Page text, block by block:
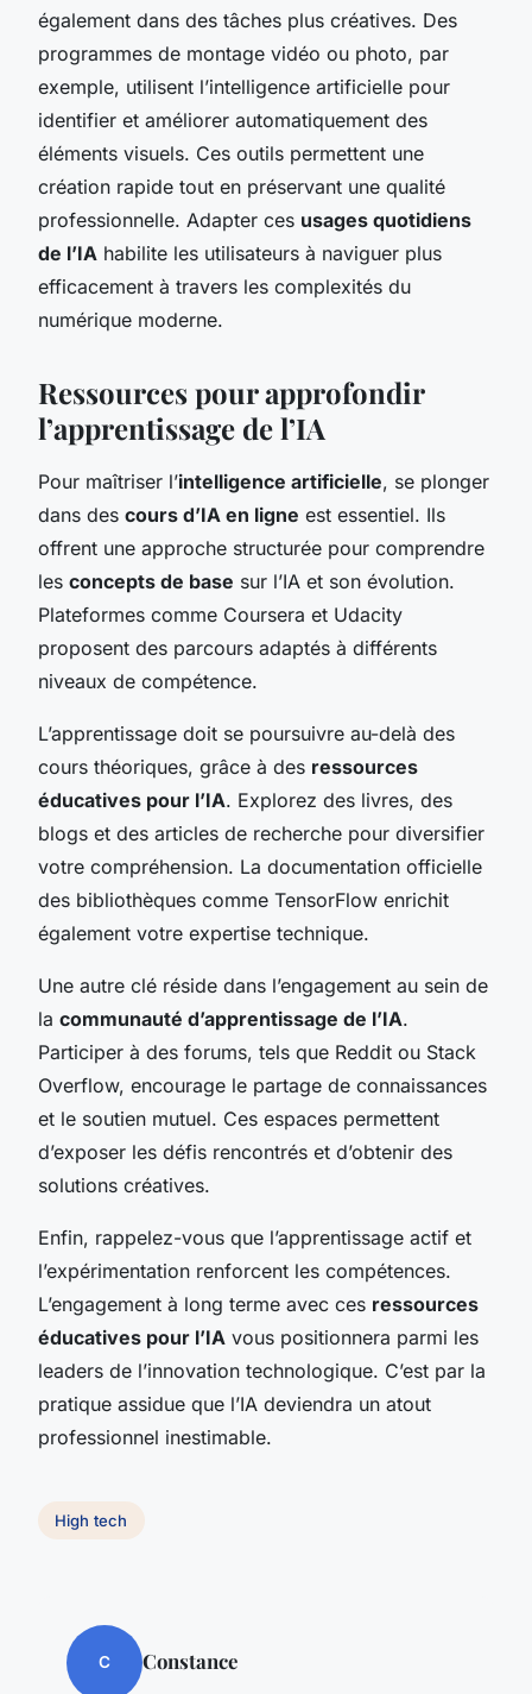
également dans des tâches plus créatives. Des
programmes de montage vidéo ou photo, par
exemple, utilisent l’intelligence artificielle pour
identifier et améliorer automatiquement des
éléments visuels. Ces outils permettent une
création rapide tout en préservant une qualité
professionnelle. Adapter ces usages quotidiens
de l’IA habilite les utilisateurs à naviguer plus
efficacement à travers les complexités du
numérique moderne.
Ressources pour approfondir
l’apprentissage de l’IA
Pour maîtriser l’intelligence artificielle, se plonger
dans des cours d’IA en ligne est essentiel. Ils
offrent une approche structurée pour comprendre
les concepts de base sur l’IA et son évolution.
Plateformes comme Coursera et Udacity
proposent des parcours adaptés à différents
niveaux de compétence.
L’apprentissage doit se poursuivre au-delà des
cours théoriques, grâce à des ressources
éducatives pour l’IA. Explorez des livres, des
blogs et des articles de recherche pour diversifier
votre compréhension. La documentation officielle
des bibliothèques comme TensorFlow enrichit
également votre expertise technique.
Une autre clé réside dans l’engagement au sein de
la communauté d’apprentissage de l’IA.
Participer à des forums, tels que Reddit ou Stack
Overflow, encourage le partage de connaissances
et le soutien mutuel. Ces espaces permettent
d’exposer les défis rencontrés et d’obtenir des
solutions créatives.
Enfin, rappelez-vous que l’apprentissage actif et
l’expérimentation renforcent les compétences.
L’engagement à long terme avec ces ressources
éducatives pour l’IA vous positionnera parmi les
leaders de l’innovation technologique. C’est par la
pratique assidue que l’IA deviendra un atout
professionnel inestimable.
High tech
C Constance